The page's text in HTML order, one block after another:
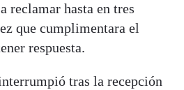
reclamar hasta en tres
que cumplimentara el
respuesta.
tras la recepción